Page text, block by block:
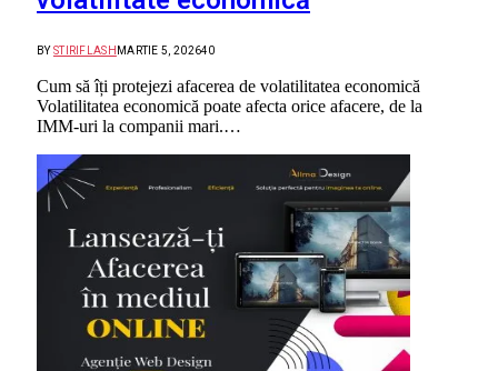
BY STIRIFLASH MARTIE 5, 202640
Cum să îți protejezi afacerea de volatilitatea economică
Volatilitatea economică poate afecta orice afacere, de la
IMM-uri la companii mari.…